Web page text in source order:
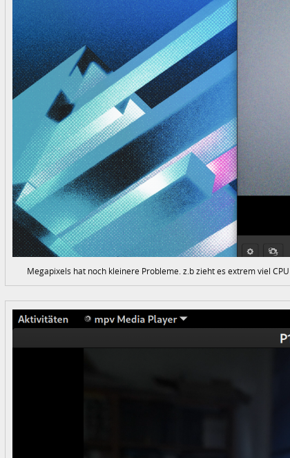
Megapixels hat noch kleinere Probleme. z.b zieht es extrem viel